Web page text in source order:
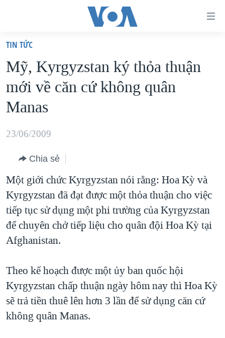
truy
cập
Tới
nội
chính
hướng
chính
Đi
tới
"Tìm"
VIỆT NAM
HOA KỲ
BIỂN ĐÔNG
THẾ GIỚI
DIỄN ĐÀN
MỤC
TỰ DO BÁO CHÍ
VẠCH TRẦN TIN GIẢ
NGƯỜI VIỆT HẢI NGOẠI
KINH TẾ
KHOA HỌC
CHUYÊN ĐỀ
CHIẾN TRANH THƯƠNG MẠI CỦA MỸ: QUÁ KHỨ VÀ HIỆN
TẠI
HÀNH TRÌNH BẦU CỬ 2024
MỘT NĂM CHIẾN TRANH TẠI DẢI GAZA
GIẢI MÃ VÀNH ĐAI & CON ĐƯỜNG
NGÀY TỊ NẠN THẾ GIỚI
TRỊNH VĨNH BÌNH - NGƯỜI HẠ 'BÊN THẮNG CUỘC'
HỌC TIẾNG ANH
VIDEO
MẠNG XÃ HỘI
TIN TỨC
Mỹ, Kyrgyzstan ký thỏa thuận
mới về căn cứ không quân
Manas
23/06/2009
Chia sẻ
Một giới chức Kyrgyzstan nói rằng: Hoa Kỳ và
Kyrgyzstan đã đạt được một thỏa thuận cho việc
tiếp tục sử dụng một phi trường của Kyrgyzstan
để chuyên chở tiếp liệu cho quân đội Hoa Kỳ tại
Afghanistan.
Theo kế hoạch được một ủy ban quốc hội
Kyrgyzstan chấp thuận ngày hôm nay thì Hoa Kỳ
sẽ trả tiền thuê lên hơn 3 lần để sử dụng căn cứ
không quân Manas.